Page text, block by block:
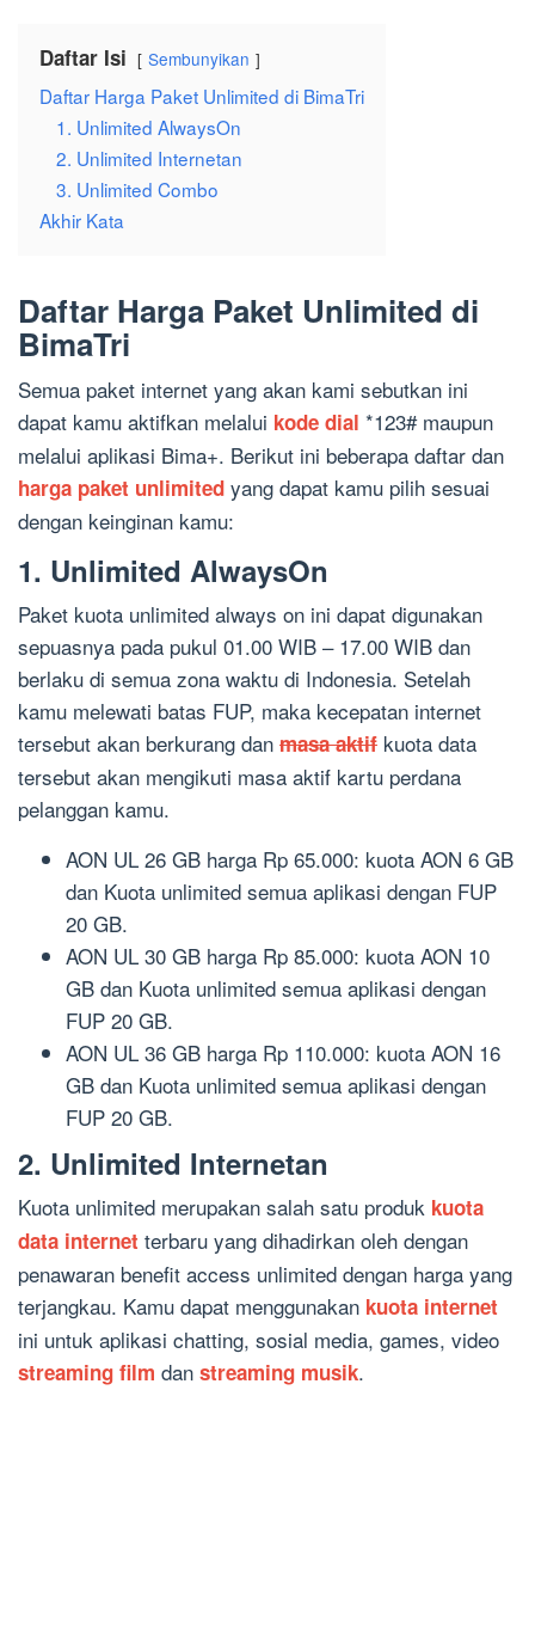
Daftar Isi Sembunyikan
Daftar Harga Paket Unlimited di BimaTri
1. Unlimited AlwaysOn
2. Unlimited Internetan
3. Unlimited Combo
Akhir Kata
Daftar Harga Paket Unlimited di
BimaTri
Semua paket internet yang akan kami sebutkan ini
dapat kamu aktifkan melalui kode dial *123# maupun
melalui aplikasi Bima+. Berikut ini beberapa daftar dan
harga paket unlimited yang dapat kamu pilih sesuai
dengan keinginan kamu:
1. Unlimited AlwaysOn
Paket kuota unlimited always on ini dapat digunakan
sepuasnya pada pukul 01.00 WIB – 17.00 WIB dan
berlaku di semua zona waktu di Indonesia. Setelah
kamu melewati batas FUP, maka kecepatan internet
tersebut akan berkurang dan masa aktif kuota data
tersebut akan mengikuti masa aktif kartu perdana
pelanggan kamu.
AON UL 26 GB harga Rp 65.000: kuota AON 6 GB
dan Kuota unlimited semua aplikasi dengan FUP
20 GB.
AON UL 30 GB harga Rp 85.000: kuota AON 10
GB dan Kuota unlimited semua aplikasi dengan
FUP 20 GB.
AON UL 36 GB harga Rp 110.000: kuota AON 16
GB dan Kuota unlimited semua aplikasi dengan
FUP 20 GB.
2. Unlimited Internetan
Kuota unlimited merupakan salah satu produk kuota
data internet terbaru yang dihadirkan oleh dengan
penawaran benefit access unlimited dengan harga yang
terjangkau. Kamu dapat menggunakan kuota internet
ini untuk aplikasi chatting, sosial media, games, video
streaming film dan streaming musik.